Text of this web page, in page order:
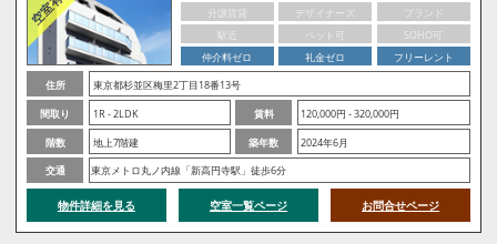
分譲賃貸
デザイナーズ
ブランド
駅近
ペット可
SOHO可
仲介料ゼロ
礼金ゼロ
フリーレント
住所
東京都杉並区梅里2丁目18番13号
間取り
1R - 2LDK 賃料
120,000円 - 320,000円
階数
地上7階建 築年数
2024年6月
交通
東京メトロ丸ノ内線「新高円寺駅」徒歩6分
物件詳細を見る 空室一覧ページ お問合せページ